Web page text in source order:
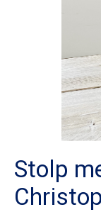
Stolp